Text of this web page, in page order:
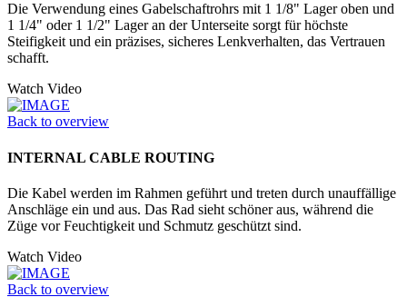
Die Verwendung eines Gabelschaftrohrs mit 1 1/8" Lager oben und
1 1/4" oder 1 1/2" Lager an der Unter­seite sorgt für höchste
Steifigkeit und ein präzises, sicheres Lenkverhalten, das Vertrauen
schafft.
Watch Video
Back to overview
INTERNAL CABLE ROUTING
Die Kabel werden im Rahmen geführt und treten durch unauffällige
Anschläge ein und aus. Das Rad sieht schöner aus, während die
Züge vor Feuchtigkeit und Schmutz geschützt sind.
Watch Video
Back to overview